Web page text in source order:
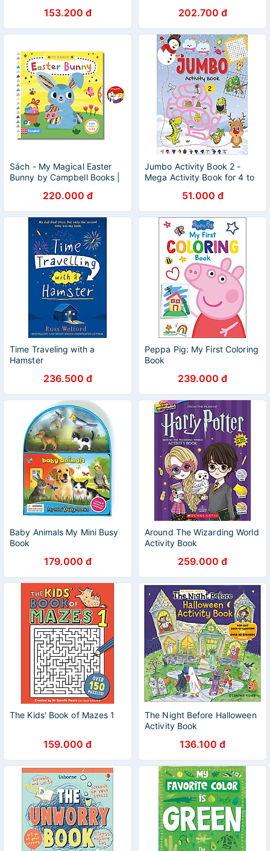
153.200 đ 202.700 đ
Sách - My Magical Easter
Bunny by Campbell Books |
Book - Activity Book
220.000 đ
Jumbo Activity Book 2 -
Mega Activity Book for 4 to
51.000 đ
Time Traveling with a
Hamster
236.500 đ
Peppa Pig: My First Coloring
Book
239.000 đ
Baby Animals My Mini Busy
Book
179.000 đ
Around The Wizarding World
Activity Book
259.000 đ
The Kids' Book of Mazes 1
159.000 đ
The Night Before Halloween
Activity Book
136.100 đ